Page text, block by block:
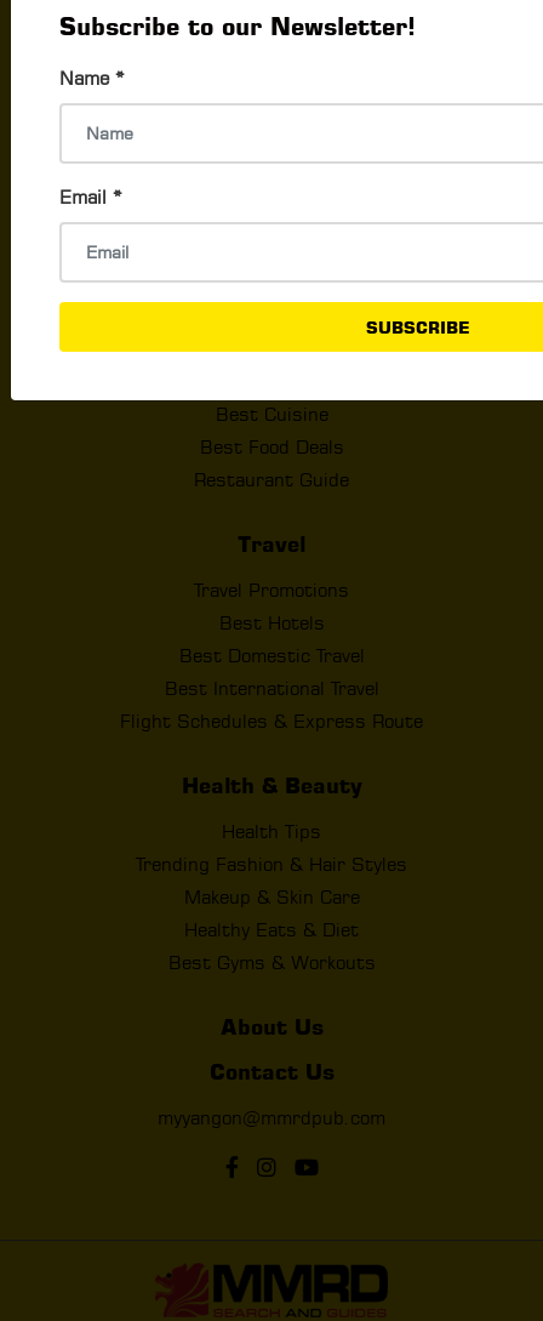
Subscribe to our Newsletter!
Name *
Email *
SUBSCRIBE
Best Selling Reads
Best Cuisine
Best Food Deals
Restaurant Guide
Travel
Travel Promotions
Best Hotels
Best Domestic Travel
Best International Travel
Flight Schedules & Express Route
Health & Beauty
Health Tips
Trending Fashion & Hair Styles
Makeup & Skin Care
Healthy Eats & Diet
Best Gyms & Workouts
About Us
Contact Us
myyangon@mmrdpub.com